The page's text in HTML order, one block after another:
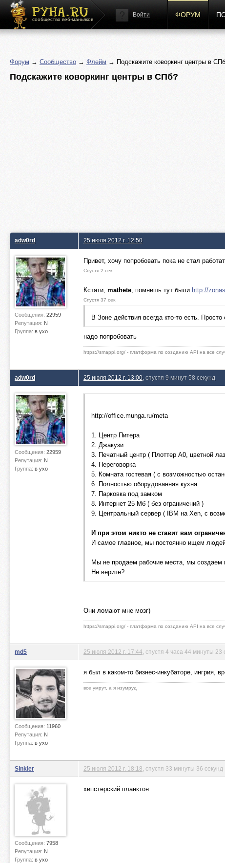
сообщество веб-маньяков
Войти ФОРУМ
Форум → Сообщество → Флейм → Подскажите коворкинг центры в
Подскажите коворкинг центры в СПб?
adw0rd
Сообщения: 22959
Репутация: N
Группа: в ухо
25 июля 2012 г. 12:50
Привет, хочу попробовать пока не стал
Спустя 2 сек.
Кстати, mathete, помнишь тут были http://
Спустя 37 сек.
В Зоне действия всегда кто-то есть. Просто
надо попробовать
https://smappi.org/ - платформа по созданию API на все
adw0rd
Сообщения: 22959
Репутация: N
Группа: в ухо
25 июля 2012 г. 13:00 , спустя 9 минут 58 секунд
http://office.munga.ru/meta
1. Центр Питера
2. Джакузи
3. Печатный центр ( Плоттер А0, цветной
4. Переговорка
5. Комната гостевая ( с возможностью
6. Полностью оборудованная кухня
7. Парковка под замком
8. Интернет 25 Мб ( без ограничений )
9. Центральный сервер ( IBM на Xen, с
И при этом никто не ставит вам
И самое главное, мы постоянно ищем
Мы не продаем рабочие места, мы создаем
Не верите?
Они ломают мне мозг)
https://smappi.org/ - платформа по созданию API на все
md5
Сообщения: 11960
Репутация: N
Группа: в ухо
25 июля 2012 г. 17:44 , спустя 4 часа 44 минуты 23
я был в каком-то бизнес-инкубаторе, ингрия,
все умрут, а я изумруд
Sinkler
Сообщения: 7958
Репутация: N
Группа: в ухо
25 июля 2012 г. 18:18 , спустя 33 минуты 36 секунд
хипстерский планктон